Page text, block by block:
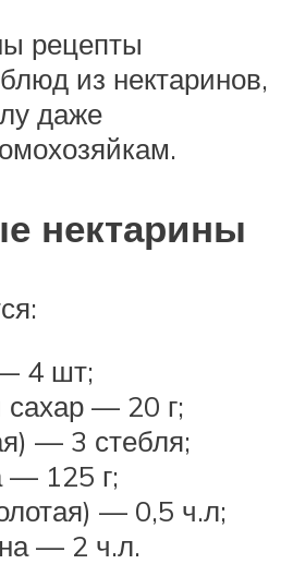
рецепты
из нектаринов,
даже
нектарины
4 шт;
сахар — 20 г;
— 3 стебля;
— 125 г;
— 0,5 ч.л;
— 2 ч.л.